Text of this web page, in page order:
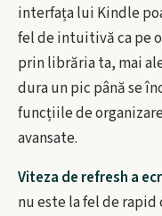
interfața lui Kindle
fel de intuitivă ca pe
prin librăria ta, mai
dura un pic până se
funcțiile de
avansate.
Viteza de refresh a
nu este la fel de rapid